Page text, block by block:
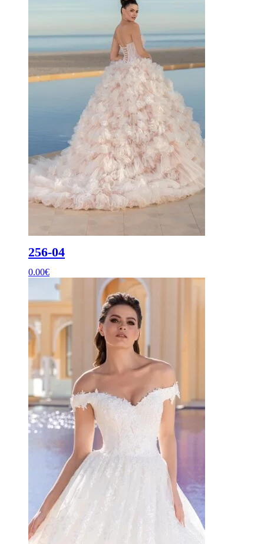
256-04
0.00€